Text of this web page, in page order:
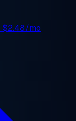
$2.48/mo